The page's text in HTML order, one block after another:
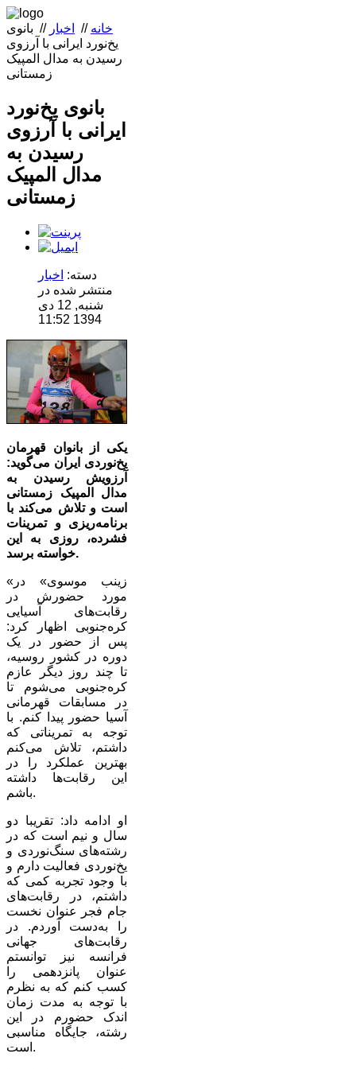
خانه // اخبار // بانوی
یخ‌نورد ایرانی با آرزوی
رسیدن به مدال المپیک
زمستانی
بانوی یخ‌نورد
ایرانی با آرزوی
رسیدن به
مدال المپیک
زمستانی
دسته: اخبار
منتشر شده در
شنبه, 12 دی
1394 11:52
یکی از بانوان قهرمان
یخ‌نوردی ایران می‌گوید:
آرزویش رسیدن به
مدال المپیک زمستانی
است و تلاش می‌کند با
برنامه‌ریزی و تمرینات
فشرده، روزی به این
خواسته برسد.
«زینب موسوی» در
مورد حضورش در
رقابت‌های آسیایی
کره‌جنوبی اظهار کرد:
پس از حضور در یک
دوره در کشور روسیه،
تا چند روز دیگر عازم
کره‌جنوبی می‌شوم تا
در مسابقات قهرمانی
آسیا حضور پیدا کنم. با
توجه به تمریناتی که
داشتم، تلاش می‌کنم
بهترین عملکرد را در
این رقابت‌ها داشته
باشم.
او ادامه داد: تقریبا دو
سال و نیم است که در
رشته‌های سنگ‌نوردی و
یخ‌نوردی فعالیت دارم و
با وجود تجربه کمی که
داشتم، در رقابت‌های
جام فجر عنوان نخست
را به‌دست آوردم. در
رقابت‌های جهانی
فرانسه نیز توانستم
عنوان پانزدهمی را
کسب کنم که به نظرم
با توجه به مدت زمان
اندک حضورم در این
رشته، جایگاه مناسبی
است.